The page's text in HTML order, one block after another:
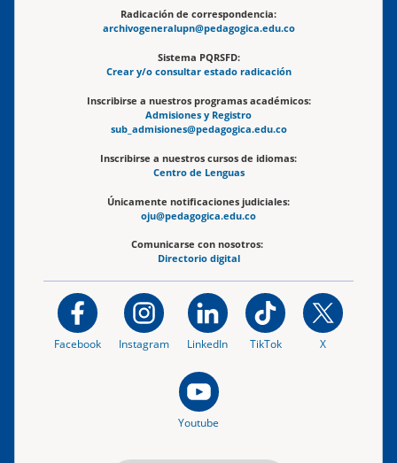
Radicación de correspondencia:
archivogeneralupn@pedagogica.edu.co
Sistema PQRSFD:
Crear y/o consultar estado radicación
Inscribirse a nuestros programas académicos:
Admisiones y Registro
sub_admisiones@pedagogica.edu.co
Inscribirse a nuestros cursos de idiomas:
Centro de Lenguas
Únicamente notificaciones judiciales:
oju@pedagogica.edu.co
Comunicarse con nosotros:
Directorio digital
Facebook Instagram LinkedIn TikTok X
Youtube